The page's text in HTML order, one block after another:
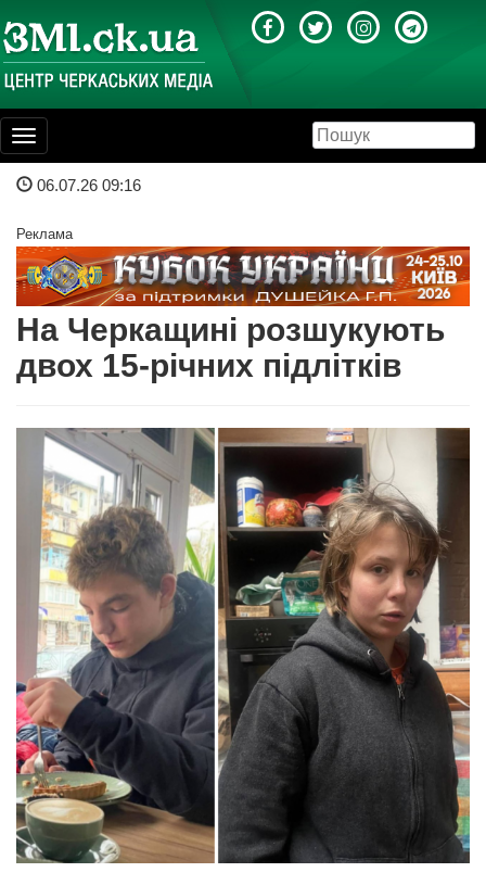
Toggle
navigation
06.07.26 09:16
Реклама
На Черкащині розшукують
двох 15-річних підлітків